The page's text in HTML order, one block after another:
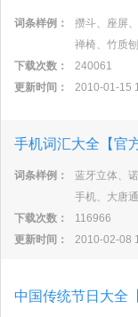
词条样例：
攒斗、座屏
禅椅、竹质
下载次数：
240061
更新时间：
2010-01-15
手机词汇大全【官
词条样例：
蓝牙立体、
手机、大唐
下载次数：
116966
更新时间：
2010-02-08
中国传统节日大全